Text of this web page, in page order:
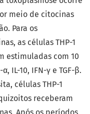
meio de citocinas
Para os
as células THP-1
estimuladas com 10
IL-10, IFN-γ e TGF-β.
células THP-1
receberam